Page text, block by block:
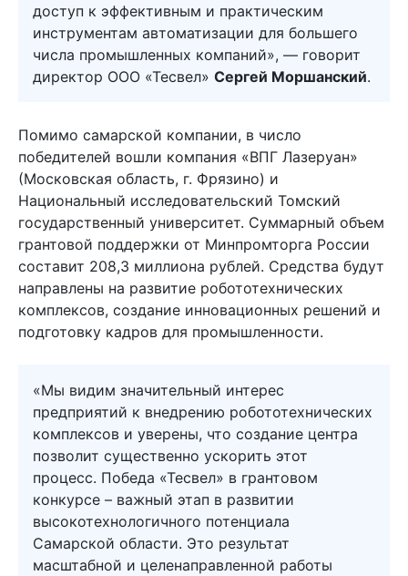
доступ к эффективным и практическим
инструментам автоматизации для большего
числа промышленных компаний», — говорит
директор ООО «Тесвел» Сергей Моршанский.
Помимо самарской компании, в число
победителей вошли компания «ВПГ Лазеруан»
(Московская область, г. Фрязино) и
Национальный исследовательский Томский
государственный университет. Суммарный объем
грантовой поддержки от Минпромторга России
составит 208,3 миллиона рублей. Средства будут
направлены на развитие робототехнических
комплексов, создание инновационных решений и
подготовку кадров для промышленности.
«Мы видим значительный интерес
предприятий к внедрению робототехнических
комплексов и уверены, что создание центра
позволит существенно ускорить этот
процесс. Победа «Тесвел» в грантовом
конкурсе – важный этап в развитии
высокотехнологичного потенциала
Самарской области. Это результат
масштабной и целенаправленной работы